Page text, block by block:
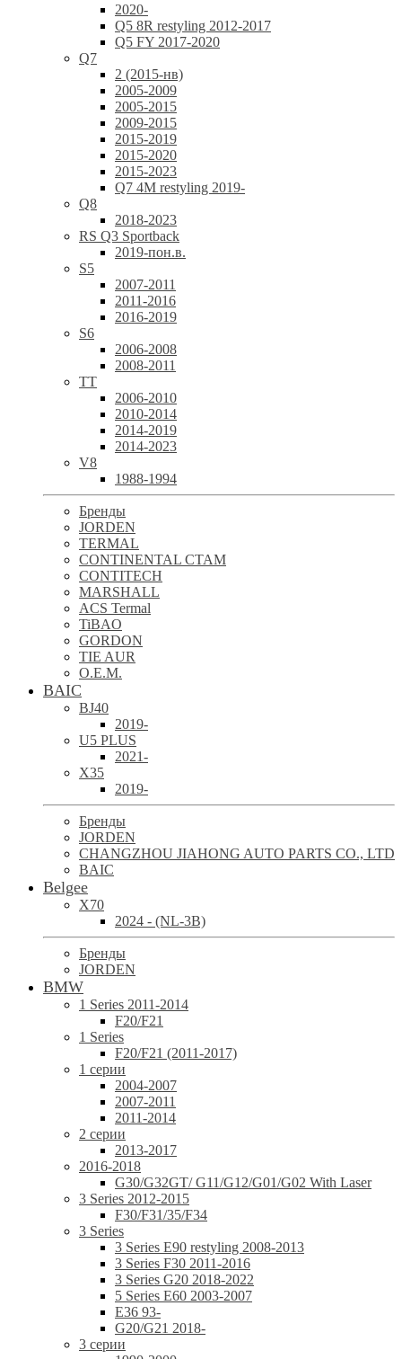
2020-
Q5 8R restyling 2012-2017
Q5 FY 2017-2020
Q7
2 (2015-нв)
2005-2009
2005-2015
2009-2015
2015-2019
2015-2020
2015-2023
Q7 4M restyling 2019-
Q8
2018-2023
RS Q3 Sportback
2019-пон.в.
S5
2007-2011
2011-2016
2016-2019
S6
2006-2008
2008-2011
TT
2006-2010
2010-2014
2014-2019
2014-2023
V8
1988-1994
Бренды
JORDEN
TERMAL
CONTINENTAL CTAM
CONTITECH
MARSHALL
ACS Termal
TiBAO
GORDON
TIE AUR
O.E.M.
BAIC
BJ40
2019-
U5 PLUS
2021-
X35
2019-
Бренды
JORDEN
CHANGZHOU JIAHONG AUTO PARTS CO., LTD
BAIC
Belgee
X70
2024 - (NL-3B)
Бренды
JORDEN
BMW
1 Series 2011-2014
F20/F21
1 Series
F20/F21 (2011-2017)
1 серии
2004-2007
2007-2011
2011-2014
2 серии
2013-2017
2016-2018
G30/G32GT/ G11/G12/G01/G02 With Laser
3 Series 2012-2015
F30/F31/35/F34
3 Series
3 Series E90 restyling 2008-2013
3 Series F30 2011-2016
3 Series G20 2018-2022
5 Series E60 2003-2007
E36 93-
G20/G21 2018-
3 серии